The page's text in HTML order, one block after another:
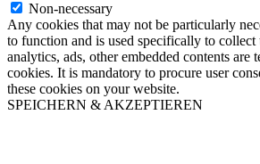
Non-necessary
Any cookies that may not be particularly
to function and is used specifically to collect
analytics, ads, other embedded contents are
cookies. It is mandatory to procure user
these cookies on your website.
SPEICHERN & AKZEPTIEREN